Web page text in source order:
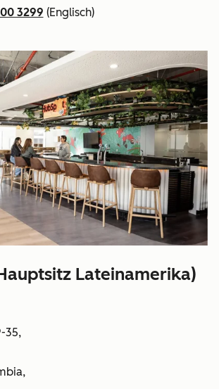
3299 (Englisch)
Lateinamerika)
35,